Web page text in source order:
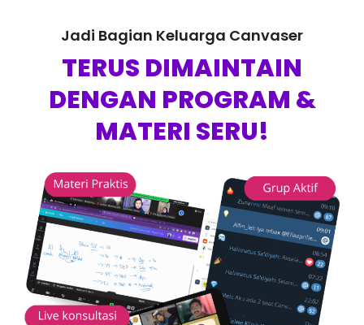
Jadi Bagian Keluarga Canvaser
TERUS DIMAINTAIN
DENGAN PROGRAM &
MATERI SERU!